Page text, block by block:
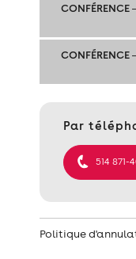
CONFÉRENCE
CONFÉRENCE
Contact
informations
Par
514 871-
Politique